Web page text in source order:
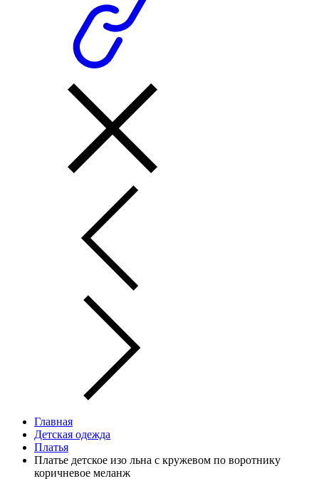
Главная
Детская одежда
Платья
Платье детское изо льна с кружевом по воротнику
коричневое меланж